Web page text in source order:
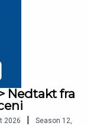
Nedtakt fra
2026 | Season 12